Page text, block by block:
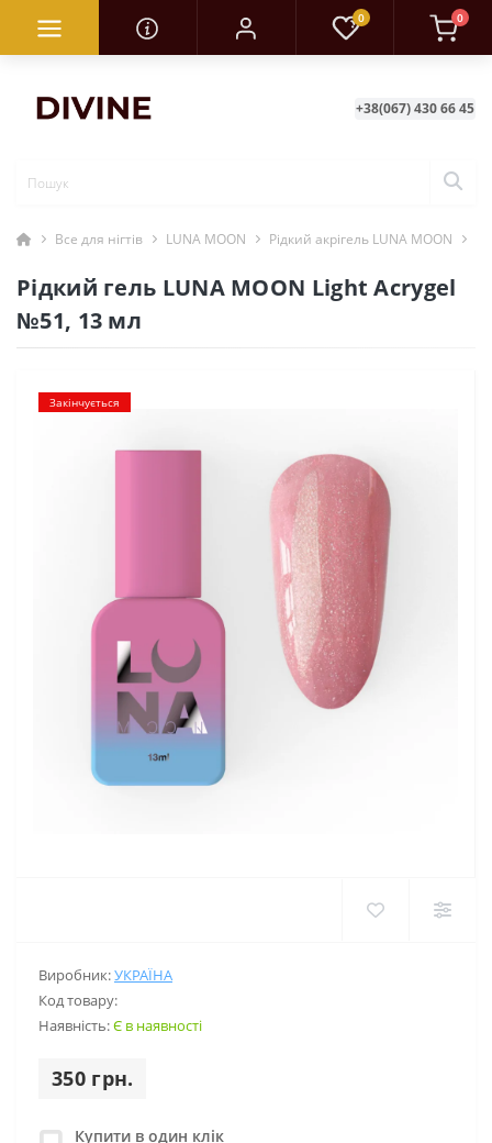
0 0
+38(067) 430 66 45
Все для нігтів LUNA MOON Рідкий акрігель LUNA MOON
Рідкий гель LUNA MOON Light Acrygel
№51, 13 мл
Закінчується
Виробник:УКРАЇНА
Код товару:
Наявність:Є в наявності
350 грн.
Купити в один клік